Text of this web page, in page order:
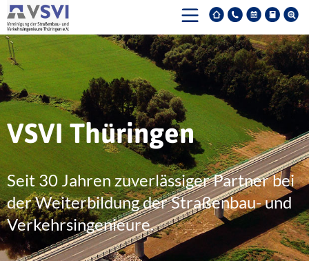
VSVI Thüringen
Seit 30 Jahren zuverlässiger Partner bei
der Weiterbildung der Straßenbau- und
Verkehrsingenieure.